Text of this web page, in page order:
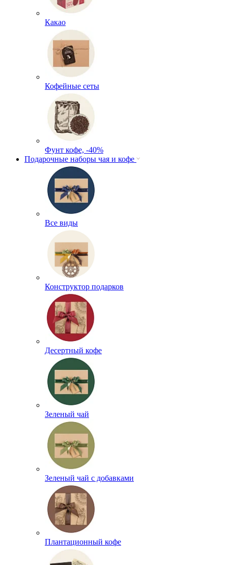
Какао
Кофейные сеты
Фунт кофе, -40%
Подарочные наборы чая и кофе
Все виды
Конструктор подарков
Десертный кофе
Зеленый чай
Зеленый чай с добавками
Плантационный кофе